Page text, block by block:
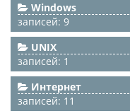
Windows
записей: 9
UNIX
записей: 1
Интернет
записей: 11